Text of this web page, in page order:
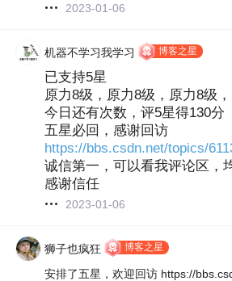
2023-01-06
机器不学习我学习 博客之星
已支持5星
原力8级，原力8级，原力8级，
今日还有次数，评5星得130分
五星必回，感谢回访
https://bbs.csdn.net/topics/
诚信第一，可以看我评论区，
感谢信任
2023-01-06
狮子也疯狂 博客之星
安排了五星，欢迎回访 https://